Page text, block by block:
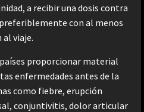
a recibir una dosis contra
con al menos
al viaje.
proporcionar material
enfermedades antes de la
como fiebre, erupción
conjuntivitis, dolor articular